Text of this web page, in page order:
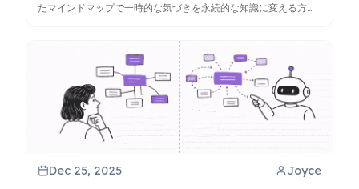
たマインドマップで一時的な気づきを永続的な知識に変える方法
Dec 25, 2025 Joyce